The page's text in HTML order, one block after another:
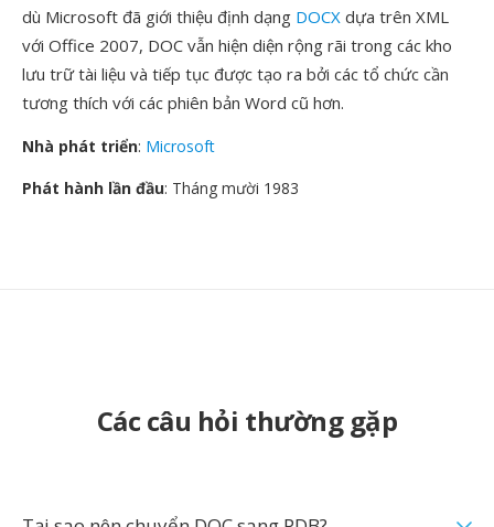
dù Microsoft đã giới thiệu định dạng DOCX dựa trên XML
với Office 2007, DOC vẫn hiện diện rộng rãi trong các kho
lưu trữ tài liệu và tiếp tục được tạo ra bởi các tổ chức cần
tương thích với các phiên bản Word cũ hơn.
Nhà phát triển: Microsoft
Phát hành lần đầu: Tháng mười 1983
Các câu hỏi thường gặp